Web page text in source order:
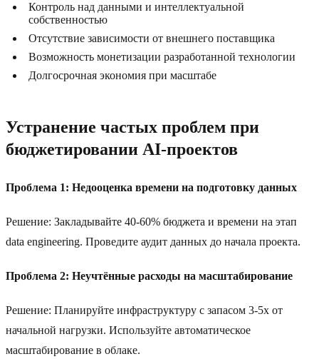
Контроль над данными и интеллектуальной
собственностью
Отсутствие зависимости от внешнего поставщика
Возможность монетизации разработанной технологии
Долгосрочная экономия при масштабе
Устранение частых проблем при
бюджетировании AI-проектов
Проблема 1: Недооценка времени на подготовку данных
Решение: Закладывайте 40-60% бюджета и времени на этап
data engineering. Проведите аудит данных до начала проекта.
Проблема 2: Неучтённые расходы на масштабирование
Решение: Планируйте инфраструктуру с запасом 3-5x от
начальной нагрузки. Используйте автоматическое
масштабирование в облаке.